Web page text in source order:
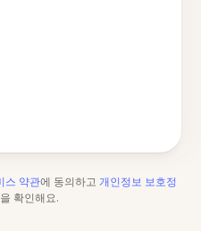
스 약관에 동의하고 개인정보 보호정
확인해요.